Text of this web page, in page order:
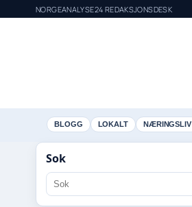
NORGEANALYSE24 REDAKSJONSDESK
BLOGG LOKALT NÆRINGSLIV
Sok